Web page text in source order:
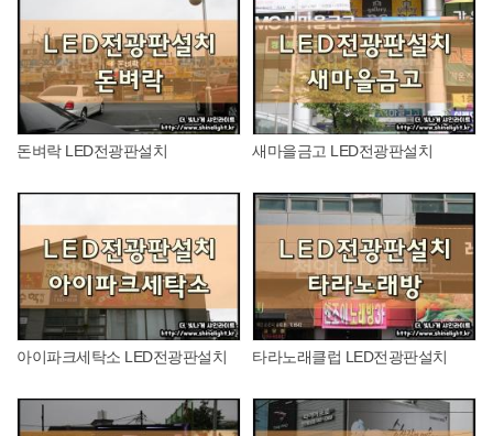
돈벼락 LED전광판설치 새마을금고 LED전광판설치
아이파크세탁소 LED전광판설치 타라노래클럽 LED전광판설치